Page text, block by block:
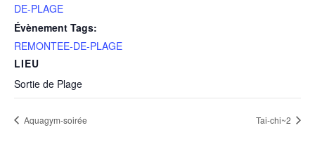
DE-PLAGE
Évènement Tags:
REMONTEE-DE-PLAGE
LIEU
Sortie de Plage
Aquagym-soirée Tai-chi~2